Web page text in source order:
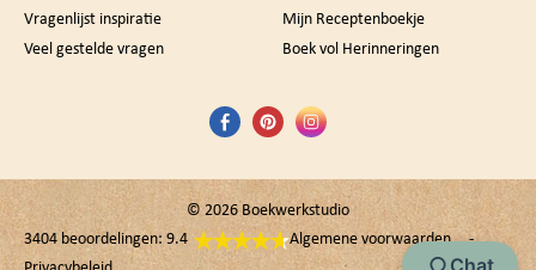
Vragenlijst inspiratie
Veel gestelde vragen
Mijn Receptenboekje
Boek vol Herinneringen
© 2026 Boekwerkstudio
3404 beoordelingen: 9.4
Algemene voorwaarden
Chat